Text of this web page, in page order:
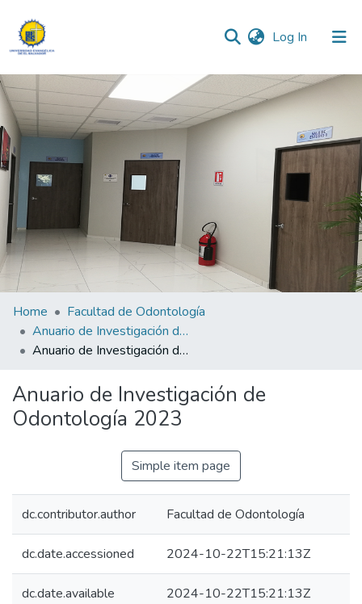
Log In (current)
Communities & Collections
All of DSpace
Statistics
Home
Facultad de Odontología
Anuario de Investigación de Odontología 2023
Anuario de Investigación de Odontología 2023
Anuario de Investigación de
Odontología 2023
Simple item page
dc.contributor.author Facultad de Odontología
dc.date.accessioned 2024-10-22T15:21:13Z
dc.date.available 2024-10-22T15:21:13Z